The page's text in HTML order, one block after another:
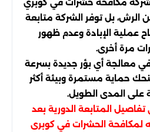
مكافحة حشرات في كوبري
الرش، بل توفر الشركة متابعة
عملية الإبادة وعدم ظهور
مرة أخرى.
معالجة أي بؤر جديدة بسرعة
حماية مستمرة وبيئة أكثر
على المدى الطويل.
المتابعة الدورية بعد
لمكافحة الحشرات في كوبرى